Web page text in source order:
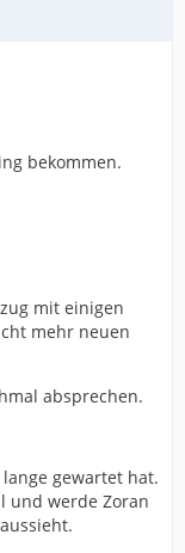
bekommen.
mit einigen
mehr neuen
absprechen.
gewartet hat.
und werde Zoran